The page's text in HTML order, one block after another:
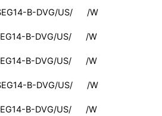
B-DVG/US/ /W
B-DVG/US/ /W
B-DVG/US/ /W
B-DVG/US/ /W
B-DVG/US/ /W